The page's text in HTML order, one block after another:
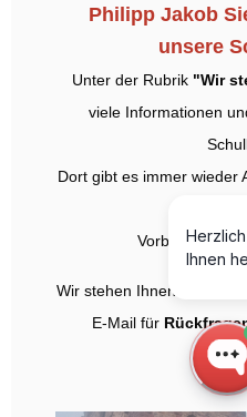
Philipp Jakob
unsere
Unter der Rubrik "Wir
viele Informationen
Dort gibt es immer wieder
Wir stehen Ihnen aber
E-Mail für
* *